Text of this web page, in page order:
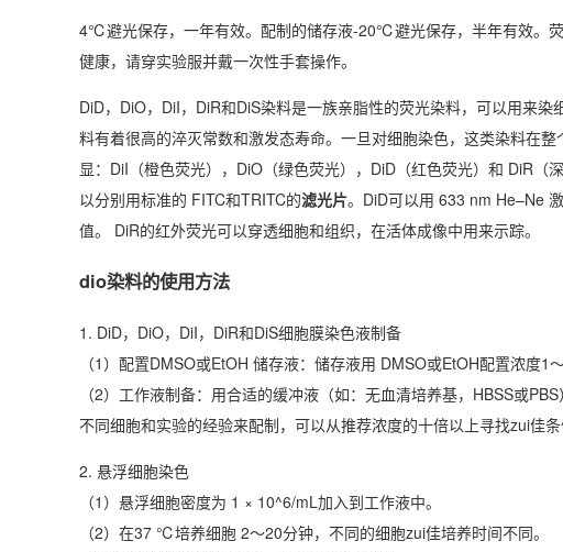
4℃避光保存，一年有效。配制的储存液-20℃避光保存，半年有效。
健康，请穿实验服并戴一次性手套操作。
DiD，DiO，DiI，DiR和DiS染料是一族亲脂性的荧光染料，可以用来
料有着很高的淬灭常数和激发态寿命。一旦对细胞染色，这类染料在
显：DiI（橙色荧光），DiO（绿色荧光），DiD（红色荧光）和 DiR
以分别用标准的 FITC和TRITC的滤光片。DiD可以用 633 nm He–Ne
值。 DiR的红外荧光可以穿透细胞和组织，在活体成像中用来示踪。
dio染料的使用方法
1. DiD，DiO，DiI，DiR和DiS细胞膜染色液制备
（1）配置DMSO或EtOH 储存液：储存液用 DMSO或EtOH配置浓度
（2）工作液制备：用合适的缓冲液（如：无血清培养基，HBSS或
不同细胞和实验的经验来配制，可以从推荐浓度的十倍以上寻找zui佳条
2. 悬浮细胞染色
（1）悬浮细胞密度为 1 × 10^6/mL加入到工作液中。
（2）在37 ℃培养细胞 2～20分钟，不同的细胞zui佳培养时间不同。